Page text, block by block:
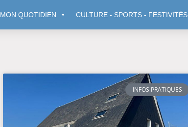
MON QUOTIDIEN CULTURE - SPORTS - FESTIVITÉS
INFOS PRATIQUES